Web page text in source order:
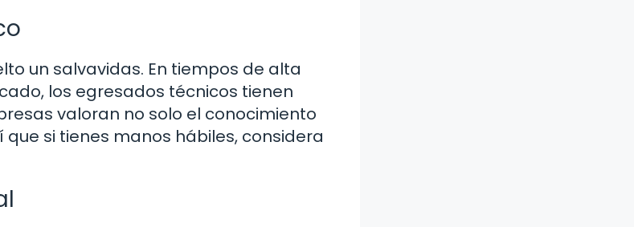
un salvavidas. En tiempos de alta
los egresados técnicos tienen
valoran no solo el conocimiento
si tienes manos hábiles, considera